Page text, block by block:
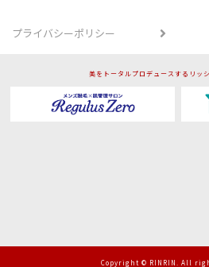
プライバシーポリシー
美をトータルプロデュースするリッ
Copyright © RINRIN. All